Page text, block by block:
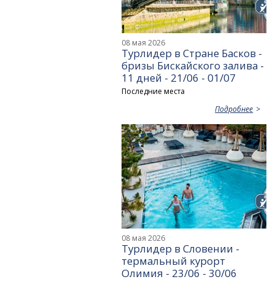
08 мая 2026
Турлидер в Стране Басков -
бризы Бискайского залива -
11 дней - 21/06 - 01/07
Последние места
Подробнее
08 мая 2026
Турлидер в Словении -
термальный курорт
Олимия - 23/06 - 30/06